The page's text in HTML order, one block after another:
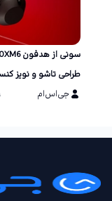
طراحی تاشو و نویز
رونمایی کرد
جی‌اس‌ام